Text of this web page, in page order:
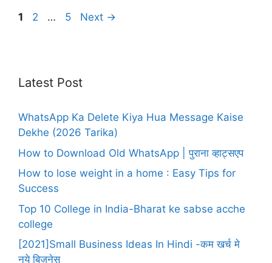
Page
1 Page
2 … Page
5 Next →
Latest Post
WhatsApp Ka Delete Kiya Hua Message Kaise
Dekhe (2026 Tarika)
How to Download Old WhatsApp | पुराना व्हाट्सएप
How to lose weight in a home : Easy Tips for
Success
Top 10 College in India-Bharat ke sabse acche
college
[2021]Small Business Ideas In Hindi -कम खर्च मे
नये बिज़नेस